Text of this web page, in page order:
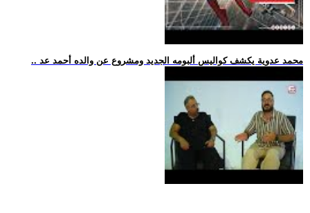
.. محمد عدوية يكشف كواليس ألبومه الجديد ومشروع عن والده أحمد عد